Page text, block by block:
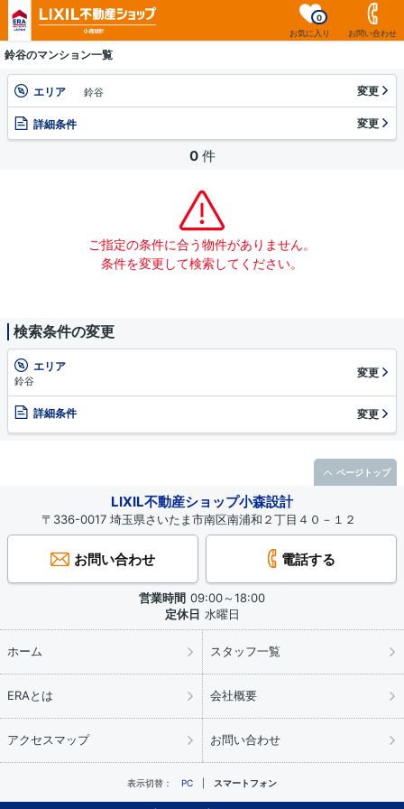
お気に入り
0
お問い合わせ
鈴谷のマンション一覧
エリア 鈴谷 変更
詳細条件 変更
0 件
ご指定の条件に合う物件がありません。
条件を変更して検索してください。
検索条件の変更
エリア
鈴谷
変更
詳細条件 変更
LIXIL不動産ショップ小森設計
〒336-0017 埼玉県さいたま市南区南浦和２丁目４０－１２
お問い合わせ 電話する
営業時間 09:00～18:00
定休日 水曜日
ホーム スタッフ一覧
ERAとは 会社概要
アクセスマップ お問い合わせ
表示切替： PC スマートフォン
ページトップ